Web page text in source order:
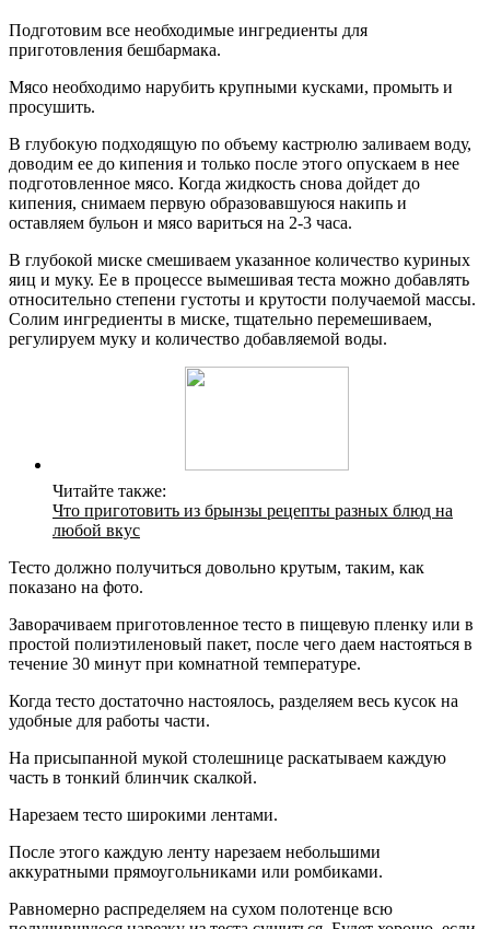
Подготовим все необходимые ингредиенты для
приготовления бешбармака.
Мясо необходимо нарубить крупными кусками, промыть и
просушить.
В глубокую подходящую по объему кастрюлю заливаем воду,
доводим ее до кипения и только после этого опускаем в нее
подготовленное мясо. Когда жидкость снова дойдет до
кипения, снимаем первую образовавшуюся накипь и
оставляем бульон и мясо вариться на 2-3 часа.
В глубокой миске смешиваем указанное количество куриных
яиц и муку. Ее в процессе вымешивая теста можно добавлять
относительно степени густоты и крутости получаемой массы.
Солим ингредиенты в миске, тщательно перемешиваем,
регулируем муку и количество добавляемой воды.
Читайте также:
Что приготовить из брынзы рецепты разных блюд на
любой вкус
Тесто должно получиться довольно крутым, таким, как
показано на фото.
Заворачиваем приготовленное тесто в пищевую пленку или в
простой полиэтиленовый пакет, после чего даем настояться в
течение 30 минут при комнатной температуре.
Когда тесто достаточно настоялось, разделяем весь кусок на
удобные для работы части.
На присыпанной мукой столешнице раскатываем каждую
часть в тонкий блинчик скалкой.
Нарезаем тесто широкими лентами.
После этого каждую ленту нарезаем небольшими
аккуратными прямоугольниками или ромбиками.
Равномерно распределяем на сухом полотенце всю